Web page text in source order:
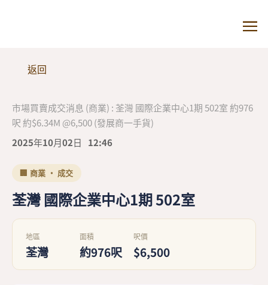
返回
市場買賣成交消息 (商業) : 荃灣 國際企業中心1期 502室 約976
呎 約$6.34M @6,500 (發展商一手貨)
2025年10月02日
12:46
🏢 商業 · 成交
荃灣 國際企業中心1期 502室
地區
荃灣
面積
約976呎
呎價
$6,500